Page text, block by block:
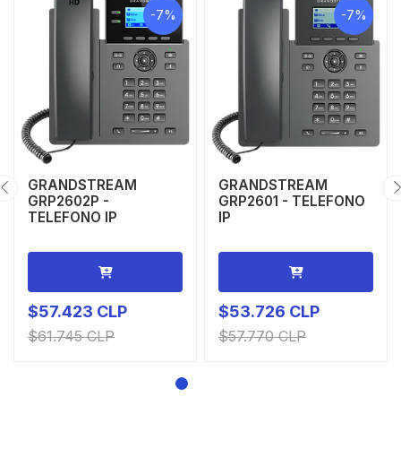
-7%
GRANDSTREAM
GRP2602P -
TELEFONO IP
$57.423 CLP
$61.745 CLP
-7%
GRANDSTREAM
GRP2601 - TELEFONO
IP
$53.726 CLP
$57.770 CLP